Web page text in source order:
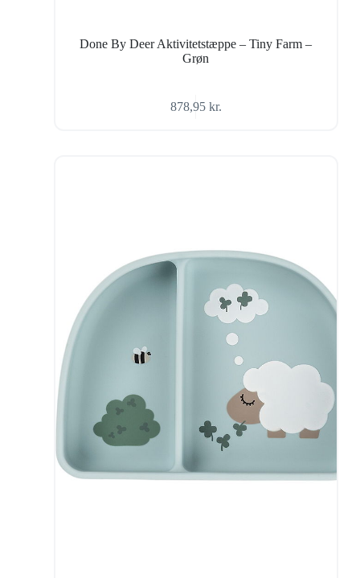
Done By Deer Aktivitetstæppe – Tiny Farm –
Grøn
878,95 kr.